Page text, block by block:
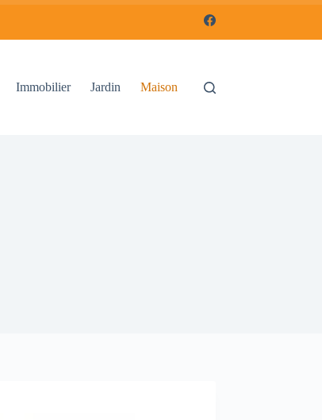
Immobilier Jardin Maison